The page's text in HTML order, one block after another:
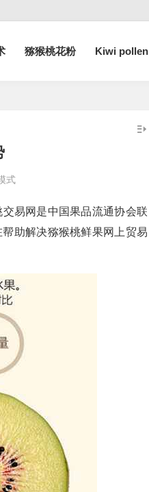
猕猴桃花粉 Kiwi pollen
式
易网是中国果品流通协会联
助解决猕猴桃鲜果网上贸易